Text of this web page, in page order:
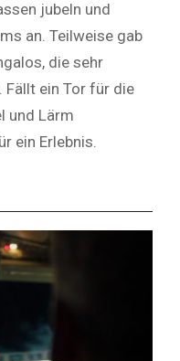
jubeln und
an. Teilweise gab
die sehr
Fällt ein Tor für die
und Lärm
ein Erlebnis.